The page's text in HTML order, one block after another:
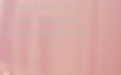
soluções em
de velocidade
a pronta entrega.